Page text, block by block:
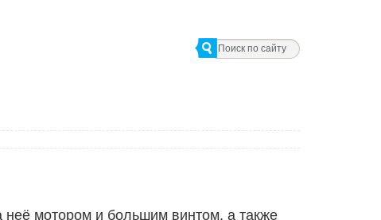
неё мотором и большим винтом, а также